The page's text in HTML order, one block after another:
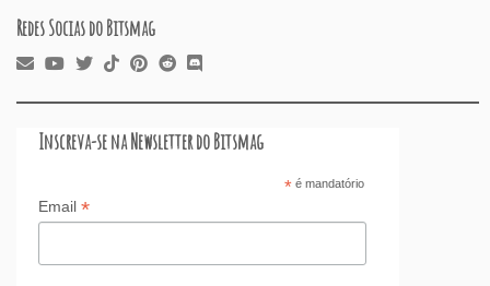
Redes Socias do Bitsmag
Inscreva-se na Newsletter do Bitsmag
*é mandatório
Email *